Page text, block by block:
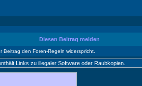
Diesen Beitrag melden
den Foren-Regeln widerspricht.